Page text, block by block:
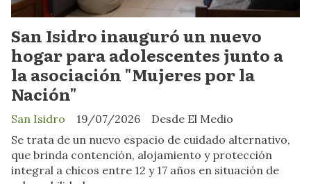
San Isidro inauguró un nuevo
hogar para adolescentes junto a
la asociación "Mujeres por la
Nación"
Desde El Medio
San Isidro
19/07/2026
Se trata de un nuevo espacio de cuidado alternativo,
que brinda contención, alojamiento y protección
integral a chicos entre 12 y 17 años en situación de